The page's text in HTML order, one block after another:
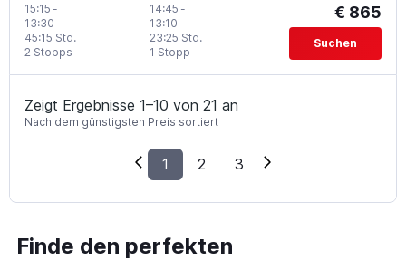
15:15 -
13:30
2 Stopps
45:15 Std.
14:45 -
13:10
1 Stopp
23:25 Std.
€ 865
Suchen
Zeigt Ergebnisse 1–10 von 21 an
Nach dem günstigsten Preis sortiert
1 2 3
Finde den perfekten